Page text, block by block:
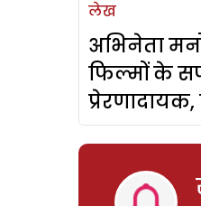
लेख
अभिनेता
फिल्मों के